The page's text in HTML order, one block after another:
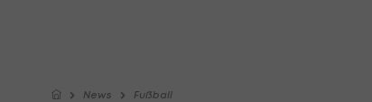
News Fußball